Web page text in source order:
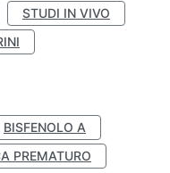
STUDI IN VIVO
BISFENOLO A
PREMATURO